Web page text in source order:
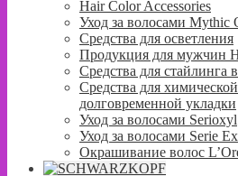
Hair Color Accessories
Уход за волосами Mythic
Средства для осветления
Продукция для мужчин
Средства для стайлинга
Средства для
долговременной укладки
Уход за волосами Serioxyl
Уход за волосами Serie
Окрашивание волос